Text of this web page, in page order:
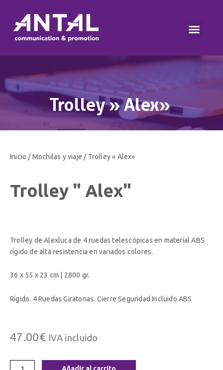
Trolley » Alex»
Inicio /Mochilas y viaje / Trolley » Alex»
Trolley " Alex"
Trolley de Alexluca de 4 ruedas telescópicas en material ABS
rígido de alta resistencia en variados colores.
36 x 55 x 23 cm | 2800 gr.
Rígido. 4 Ruedas Giratorias. Cierre Seguridad Incluido ABS
47.00€ IVA incluido